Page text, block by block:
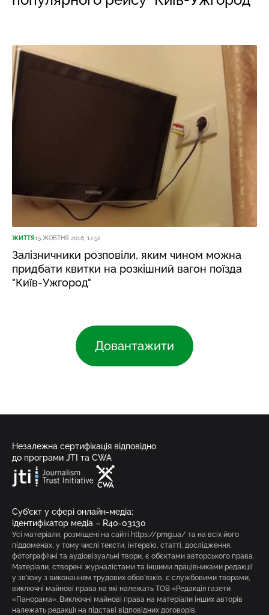
ЖИТТЯ15 ЖОВТНЯ 2016, 12:52
Залізничники розповіли, яким чином можна
придбати квитки на розкішний вагон поїзда
"Київ-Ужгород"
Довантажити
Незалежна сертифікація відповідно
до програми JTI та CWA
Суб’єкт у сфері онлайн-медіа;
ідентифікатор медіа – R40-03130
Усі матеріали, розміщені на сайті https://pmg.ua/ та на всіх його
піддоменах, у тому числі тексти, інтерв’ю, статті, дослідження,
фотографічні та аудіовізуальні твори, є об’єктами авторського права.
Матеріали, створені журналістами та іншими працівниками редакції
у зв’язку з виконанням трудових обов’язків, є службовими творами,
виключні майнові права на які належать ТОВ «Редакція газети
«Панорама». Виключні майнові права на матеріали інших авторів
належать редакції на підставі відповідних договорів.